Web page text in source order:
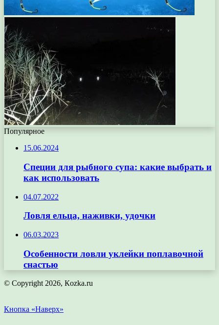
Популярное
15.06.2024
Специи для рыбного супа: какие выбрать и
как использовать
04.07.2022
Ловля ельца, наживки, удочки
06.03.2023
Особенности ловли уклейки поплавочной
снастью
© Copyright 2026, Кozka.ru
Кнопка «Наверх»